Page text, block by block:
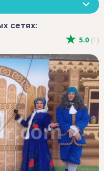
сетях:
5.0 (1)